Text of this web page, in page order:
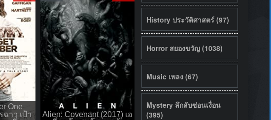
One
ฉาว เป้า
Alien: Covenant (2017) เอ
History ประวัติศาสตร์ (97)
Horror สยองขวัญ (1038)
Music เพลง (67)
Mystery ลึกลับซ่อนเงื่อน
(395)